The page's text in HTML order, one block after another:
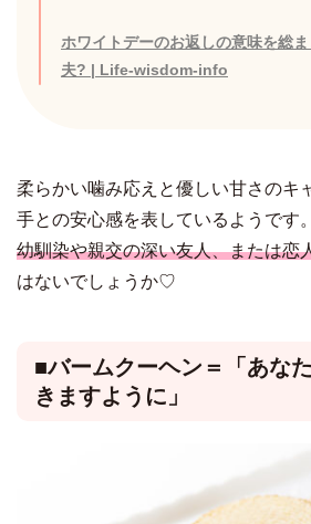
ホワイトデーのお返しの意味を総
夫? | Life-wisdom-info
柔らかい噛み応えと優しい甘さのキ
手との安心感を表しているようです。
幼馴染や親交の深い友人、または恋
はないでしょうか♡
■バームクーヘン＝「あな
きますように」